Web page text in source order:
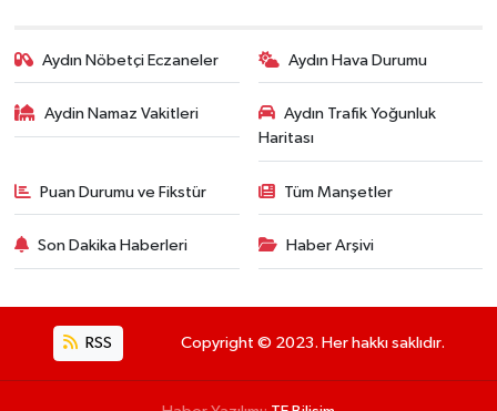
Aydın Nöbetçi Eczaneler Aydın Hava Durumu
Aydin Namaz Vakitleri
Aydın Trafik Yoğunluk
Haritası
Puan Durumu ve Fikstür Tüm Manşetler
Son Dakika Haberleri Haber Arşivi
RSS Copyright © 2023. Her hakkı saklıdır.